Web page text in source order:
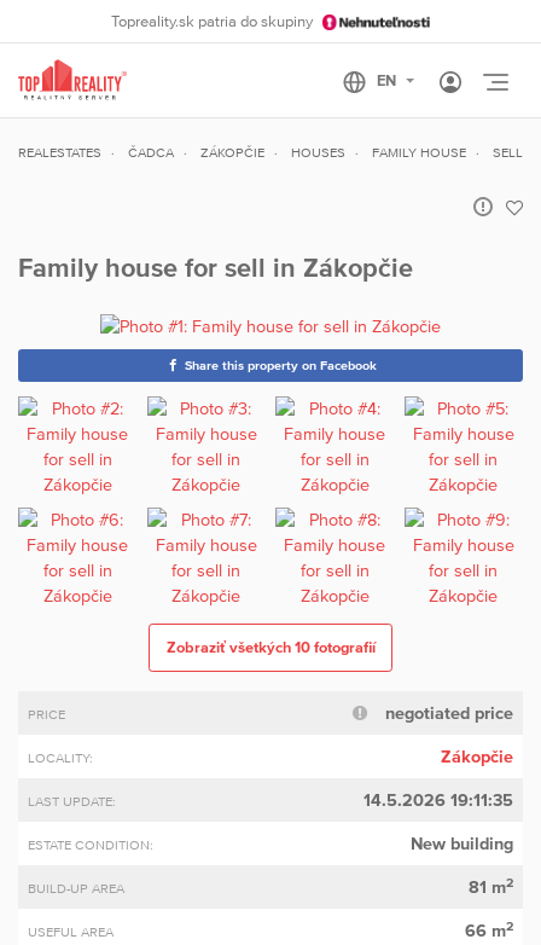
Topreality.sk patria do skupiny
REALESTATES ČADCA ZÁKOPČIE HOUSES FAMILY HOUSE SELL
Family house for sell in Zákopčie
Share this property on Facebook
Zobraziť všetkých 10 fotografií
PRICE negotiated price
LOCALITY: Zákopčie
LAST UPDATE: 14.5.2026 19:11:35
ESTATE CONDITION: New building
BUILD-UP AREA 81 m2
USEFUL AREA 66 m2